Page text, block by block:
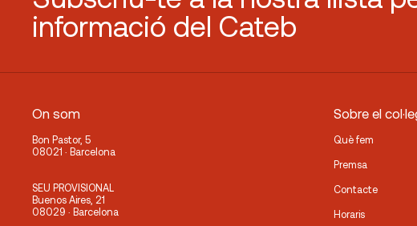
informació del Cateb
On som
Bon Pastor, 5
08021 · Barcelona
SEU PROVISIONAL
Buenos Aires, 21
08029 · Barcelona
Sobre el
Què fem
Premsa
Contacte
Horaris